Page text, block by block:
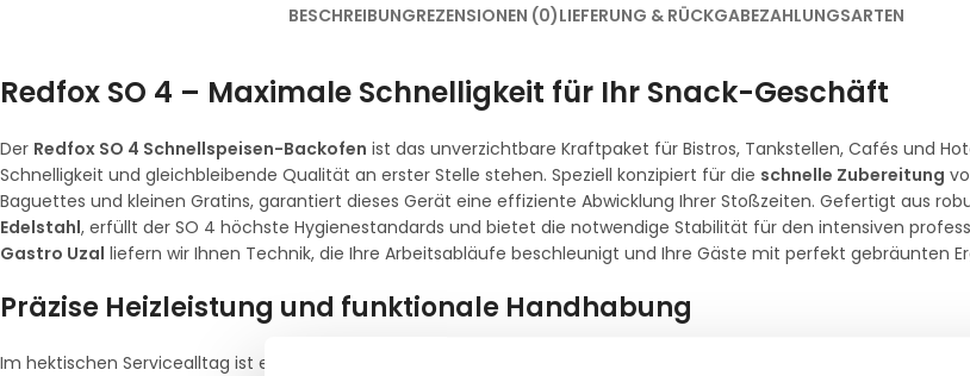
BESCHREIBUNGREZENSIONEN (0)LIEFERUNG & RÜCKGABEZAHLUNGSARTEN
Redfox SO 4 – Maximale Schnelligkeit für Ihr Snack-Geschäft
Der Redfox SO 4 Schnellspeisen-Backofen ist das unverzichtbare Kraftpaket für Bistros, Tankstellen, Cafés und
Schnelligkeit und gleichbleibende Qualität an erster Stelle stehen. Speziell konzipiert für die schnelle Zubereitung
Baguettes und kleinen Gratins, garantiert dieses Gerät eine effiziente Abwicklung Ihrer Stoßzeiten. Gefertigt aus
Edelstahl, erfüllt der SO 4 höchste Hygienestandards und bietet die notwendige Stabilität für den intensiven
Gastro Uzal liefern wir Ihnen Technik, die Ihre Arbeitsabläufe beschleunigt und Ihre Gäste mit perfekt gebräunten
Präzise Heizleistung und funktionale Handhabung
Im hektischen Servicealltag ist eine intuitive Bedienung entscheidend. Der Redfox SO 4 verfügt über leistungsstarke